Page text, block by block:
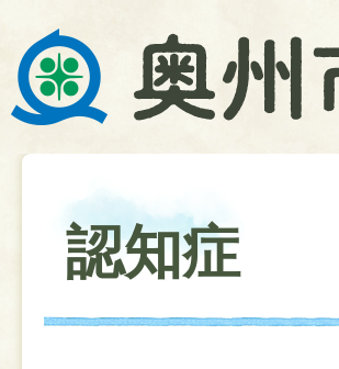
認知症